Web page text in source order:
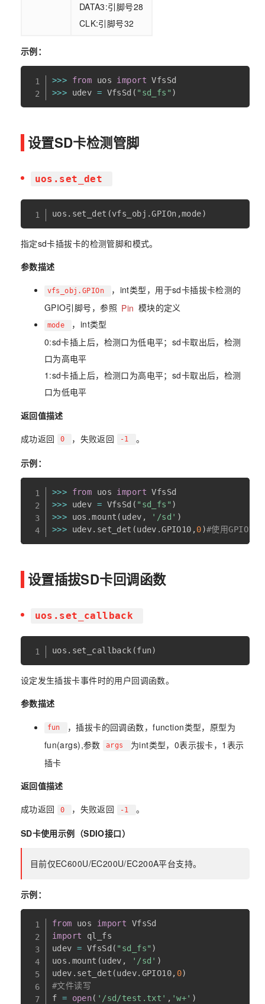
DATA3:引脚号28
CLK:引脚号32
示例：
>>> from uos import
>>> udev = VfsSd ( "sd_fs" )
设置SD卡检测管脚
uos.set_det
uos . set_det (vfs_obj .GPIOn ,mode)
指定sd卡插拔卡的检测管脚和模式。
参数描述
vfs_obj.GPIOn
，int类型，用于sd卡插拔卡检测的
GPIO引脚号，参照 Pin 模块的定义
mode
，int类型
0:sd卡插上后，检测口为低电平；sd卡取出后，检测
口为高电平
1:sd卡插上后，检测口为高电平；sd卡取出后，检测
口为低电平
返回值描述
成功返回
0 ，失败返回 -1 。
示例：
>>> from uos import
>>> udev = VfsSd ( "sd_fs" )
>>> uos .mount ( udev , '/sd' )
>>> udev. set_det (udev .GPIO10 ,0)#使用GPIO10
设置插拔SD卡回调函数
uos.set_callback
uos . set_callback (fun)
设定发生插拔卡事件时的用户回调函数。
参数描述
fun
，插拔卡的回调函数，function类型，原型为
fun(args),参数
args
为int类型，0表示拔卡，1表示
插卡
返回值描述
成功返回
0 ，失败返回 -1 。
SD卡使用示例（SDIO接口）
目前仅EC600U/EC200U/EC200A平台支持。
示例：
from uos import
import ql_fs
udev = VfsSd ( "sd_fs" )
uos . mount (udev , '/sd' )
udev . set_det (udev. GPIO10, 0)
#文件读写
f = open( '/sd/test.txt' , 'w+' )